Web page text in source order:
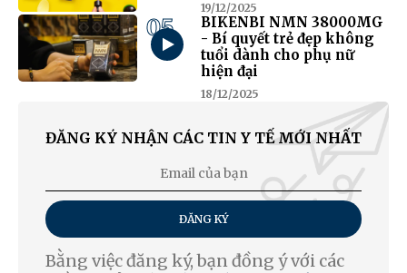
19/12/2025
05
BIKENBI NMN 38000MG
- Bí quyết trẻ đẹp không
tuổi dành cho phụ nữ
hiện đại
18/12/2025
ĐĂNG KÝ NHẬN CÁC TIN Y TẾ MỚI NHẤT
ĐĂNG KÝ
Bằng việc đăng ký, bạn đồng ý với các